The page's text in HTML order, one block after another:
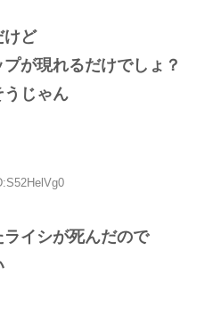
けど
が現れるだけでしょ？
うじゃん
イシが死んだので